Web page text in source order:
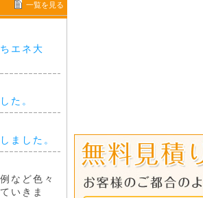
一覧を見る
エネ大
た。
ました。
など色々
いきま